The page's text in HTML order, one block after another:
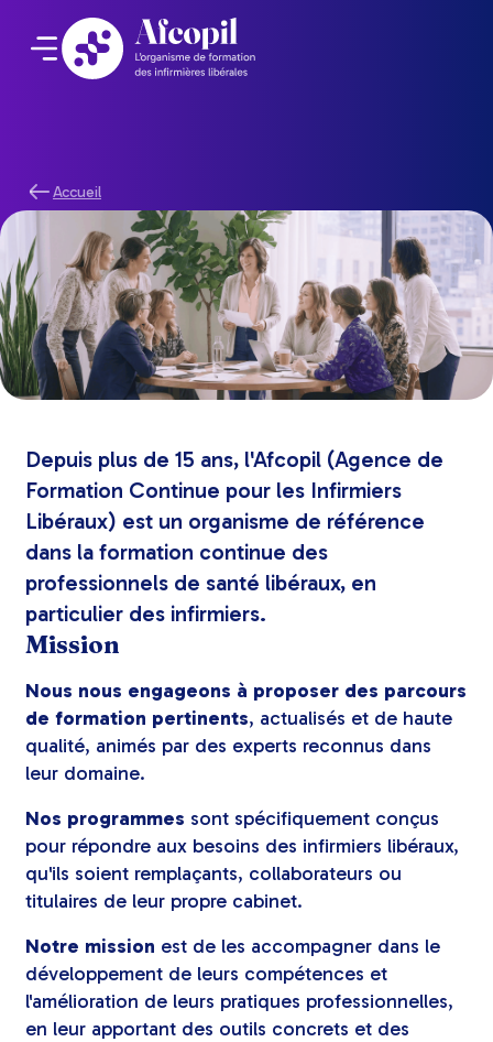
Accueil
Qui sommes-nous ?
Depuis plus de 15 ans, l'Afcopil (Agence de
Formation Continue pour les Infirmiers
Libéraux) est un organisme de référence
dans la formation continue des
professionnels de santé libéraux, en
particulier des infirmiers.
Mission
Nous nous engageons à proposer des parcours
de formation pertinents, actualisés et de haute
qualité, animés par des experts reconnus dans
leur domaine.
Nos programmes sont spécifiquement conçus
pour répondre aux besoins des infirmiers libéraux,
qu'ils soient remplaçants, collaborateurs ou
titulaires de leur propre cabinet.
Notre mission est de les accompagner dans le
développement de leurs compétences et
l'amélioration de leurs pratiques professionnelles,
en leur apportant des outils concrets et des